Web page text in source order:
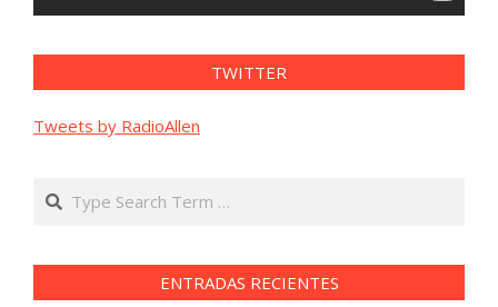
TWITTER
Tweets by RadioAllen
Search
ENTRADAS RECIENTES